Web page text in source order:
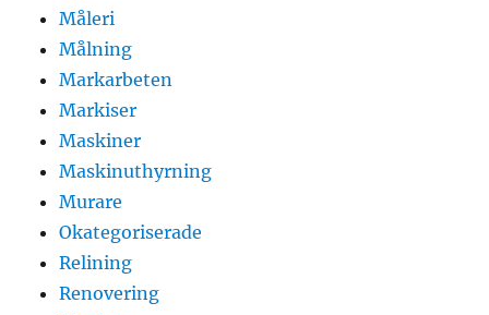
Måleri
Målning
Markarbeten
Markiser
Maskiner
Maskinuthyrning
Murare
Okategoriserade
Relining
Renovering